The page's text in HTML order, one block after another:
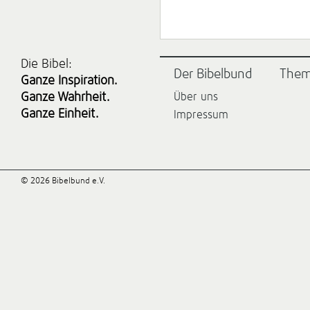
Die Bibel:
Ganze Inspiration.
Ganze Wahrheit.
Ganze Einheit.
Der Bibelbund
Über uns
Impressum
© 2026 Bibelbund e.V.